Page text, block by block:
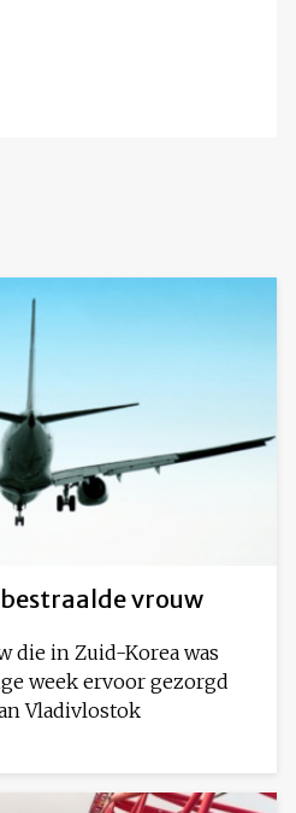
vrouw
die in Zuid-Korea was
week ervoor gezorgd
Vladivlostok